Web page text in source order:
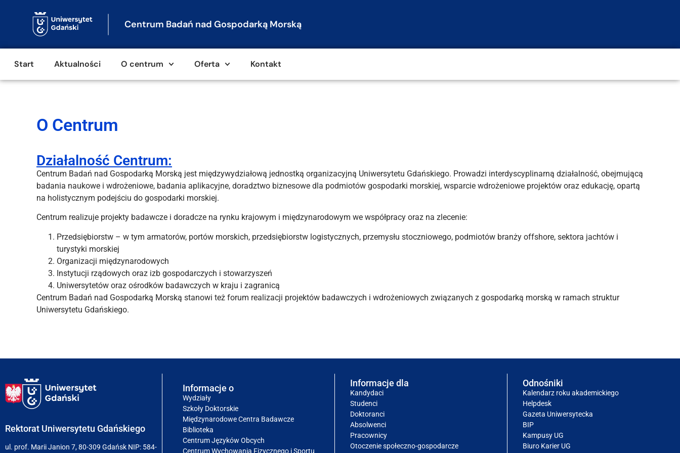
Centrum Badań nad Gospodarką Morską
Start Aktualności O centrum Oferta Kontakt
O Centrum
Działalność Centrum:
Centrum Badań nad Gospodarką Morską jest międzywydziałową jednostką organizacyjną Uniwersytetu Gdańskiego. Prowadzi interdyscyplinarną działalność, obejmującą
badania naukowe i wdrożeniowe, badania aplikacyjne, doradztwo biznesowe dla podmiotów gospodarki morskiej, wsparcie wdrożeniowe projektów oraz edukację, opartą
na holistycznym podejściu do gospodarki morskiej.
Centrum realizuje projekty badawcze i doradcze na rynku krajowym i międzynarodowym we współpracy oraz na zlecenie:
Przedsiębiorstw – w tym armatorów, portów morskich, przedsiębiorstw logistycznych, przemysłu stoczniowego, podmiotów branży offshore, sektora jachtów i
turystyki morskiej
Organizacji międzynarodowych
Instytucji rządowych oraz izb gospodarczych i stowarzyszeń
Uniwersytetów oraz ośrodków badawczych w kraju i zagranicą
Centrum Badań nad Gospodarką Morską stanowi też forum realizacji projektów badawczych i wdrożeniowych związanych z gospodarką morską w ramach struktur
Uniwersytetu Gdańskiego.
Rektorat Uniwersytetu Gdańskiego
ul. prof. Marii Janion 7, 80-309 Gdańsk NIP: 584-
Informacje o
Wydziały
Szkoły Doktorskie
Międzynarodowe Centra Badawcze
Biblioteka
Centrum Języków Obcych
Centrum Wychowania Fizycznego i Sportu
Informacje dla
Kandydaci
Studenci
Doktoranci
Absolwenci
Pracownicy
Otoczenie społeczno-gospodarcze
Odnośniki
Kalendarz roku akademickiego
Helpdesk
Gazeta Uniwersytecka
BIP
Kampusy UG
Biuro Karier UG